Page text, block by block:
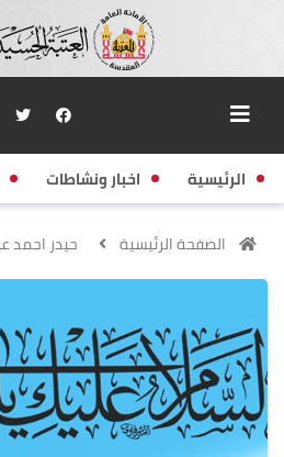
الرئيسية اخبار ونشاطات
الصفحة الرئيسية حيدر احمد